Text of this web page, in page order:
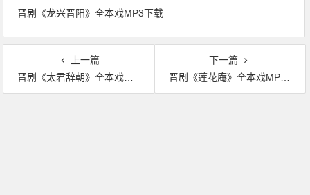
晋剧《龙兴晋阳》全本戏MP3下载
上一篇
晋剧《太君辞朝》全本戏MP3下载
下一篇
晋剧《莲花庵》全本戏MP3下载